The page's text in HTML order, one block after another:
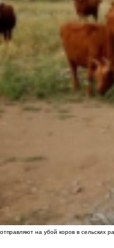
на убой коров в сельских